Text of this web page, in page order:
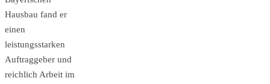
Hausbau fand er
einen
leistungsstarken
Auftraggeber und
reichlich Arbeit im